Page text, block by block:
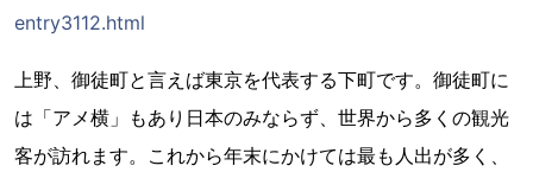
entry3112.html
上野、御徒町と言えば東京を代表する下町です。御徒町に
は「アメ横」もあり日本のみならず、世界から多くの観光
客が訪れます。これから年末にかけては最も人出が多く、